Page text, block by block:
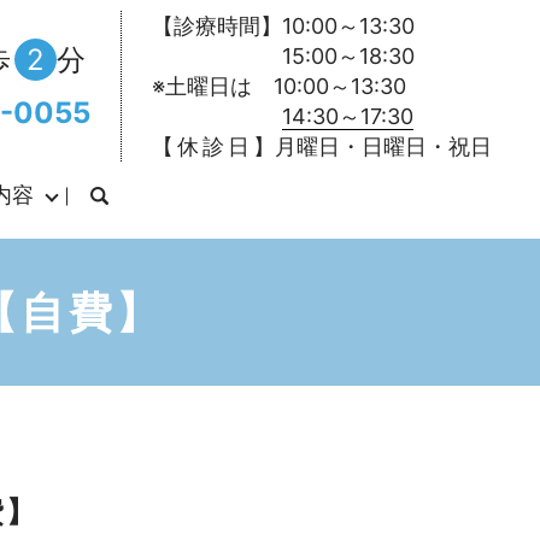
2 分
0055
【診療時間】10:00～13:30
15:00～18:30
※土曜日は 10:00～13:30
14:30～17:30
【 休 診 日 】月曜日・日曜日・祝日
容
費】